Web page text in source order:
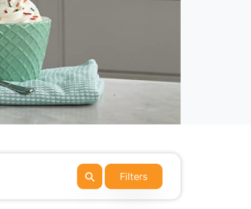
⚲ Filters